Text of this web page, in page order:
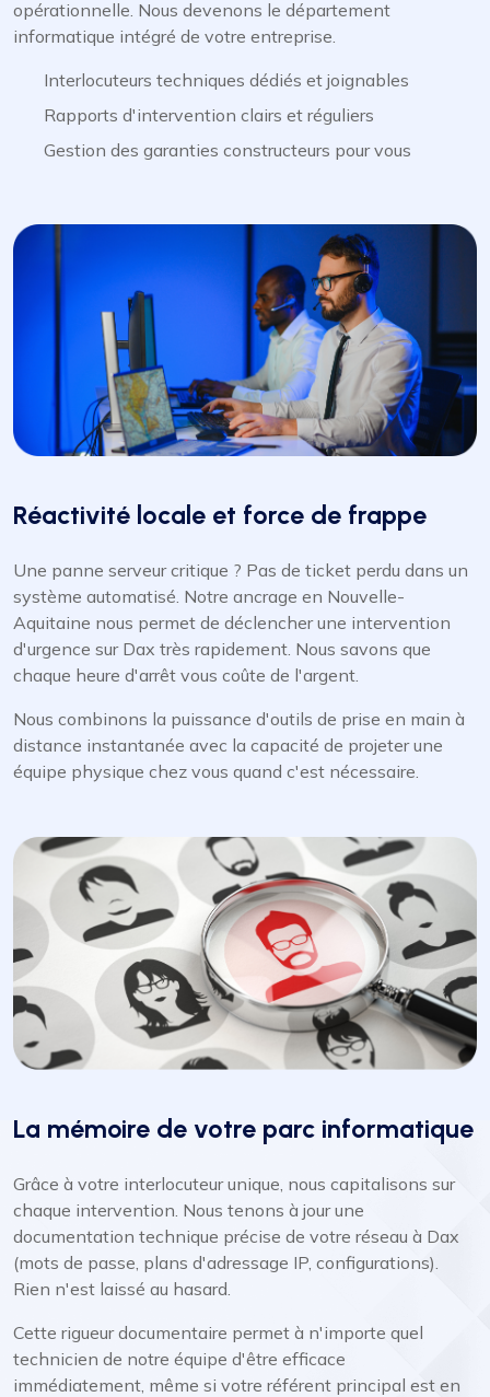
opérationnelle. Nous devenons le département
informatique intégré de votre entreprise.
Interlocuteurs techniques dédiés et joignables
Rapports d'intervention clairs et réguliers
Gestion des garanties constructeurs pour vous
Réactivité locale et force de frappe
Une panne serveur critique ? Pas de ticket perdu dans un
système automatisé. Notre ancrage en Nouvelle-
Aquitaine nous permet de déclencher une intervention
d'urgence sur Dax très rapidement. Nous savons que
chaque heure d'arrêt vous coûte de l'argent.
Nous combinons la puissance d'outils de prise en main à
distance instantanée avec la capacité de projeter une
équipe physique chez vous quand c'est nécessaire.
La mémoire de votre parc informatique
Grâce à votre interlocuteur unique, nous capitalisons sur
chaque intervention. Nous tenons à jour une
documentation technique précise de votre réseau à Dax
(mots de passe, plans d'adressage IP, configurations).
Rien n'est laissé au hasard.
Cette rigueur documentaire permet à n'importe quel
technicien de notre équipe d'être efficace
immédiatement, même si votre référent principal est en